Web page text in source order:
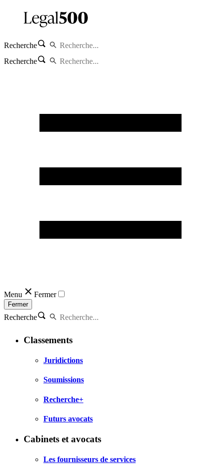
Recherche
Recherche
Menu Fermer
Fermer
Recherche
Classements
Juridictions
Soumissions
Recherche+
Futurs avocats
Cabinets et avocats
Les fournisseurs de services